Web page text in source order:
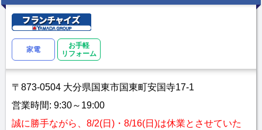
家電
お手軽
リフォーム
〒873-0504 大分県国東市国東町安国寺17-1
営業時間: 9:30～19:00
誠に勝手ながら、8/2(日)・8/16(日)は休業とさせていた